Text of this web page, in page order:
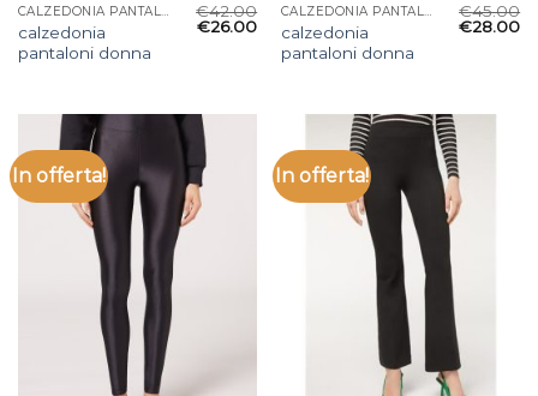
CALZEDONIA PANTALONI DONNA
calzedonia
pantaloni donna
€42.00
€26.00
CALZEDONIA PANTALONI DONNA
calzedonia
pantaloni donna
€45.00
€28.00
In offerta! In offerta!